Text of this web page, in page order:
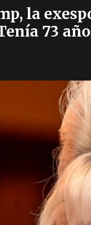
la
73